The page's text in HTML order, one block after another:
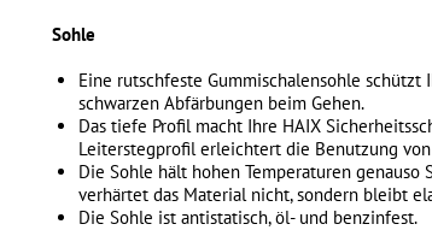
Sohle
Eine rutschfeste Gummischalensohle
schwarzen Abfärbungen beim Gehen.
Das tiefe Profil macht Ihre HAIX
Leiterstegprofil erleichtert die Benutzung
Die Sohle hält hohen Temperaturen
verhärtet das Material nicht, sondern bleibt
Die Sohle ist antistatisch, öl- und benzinfest.